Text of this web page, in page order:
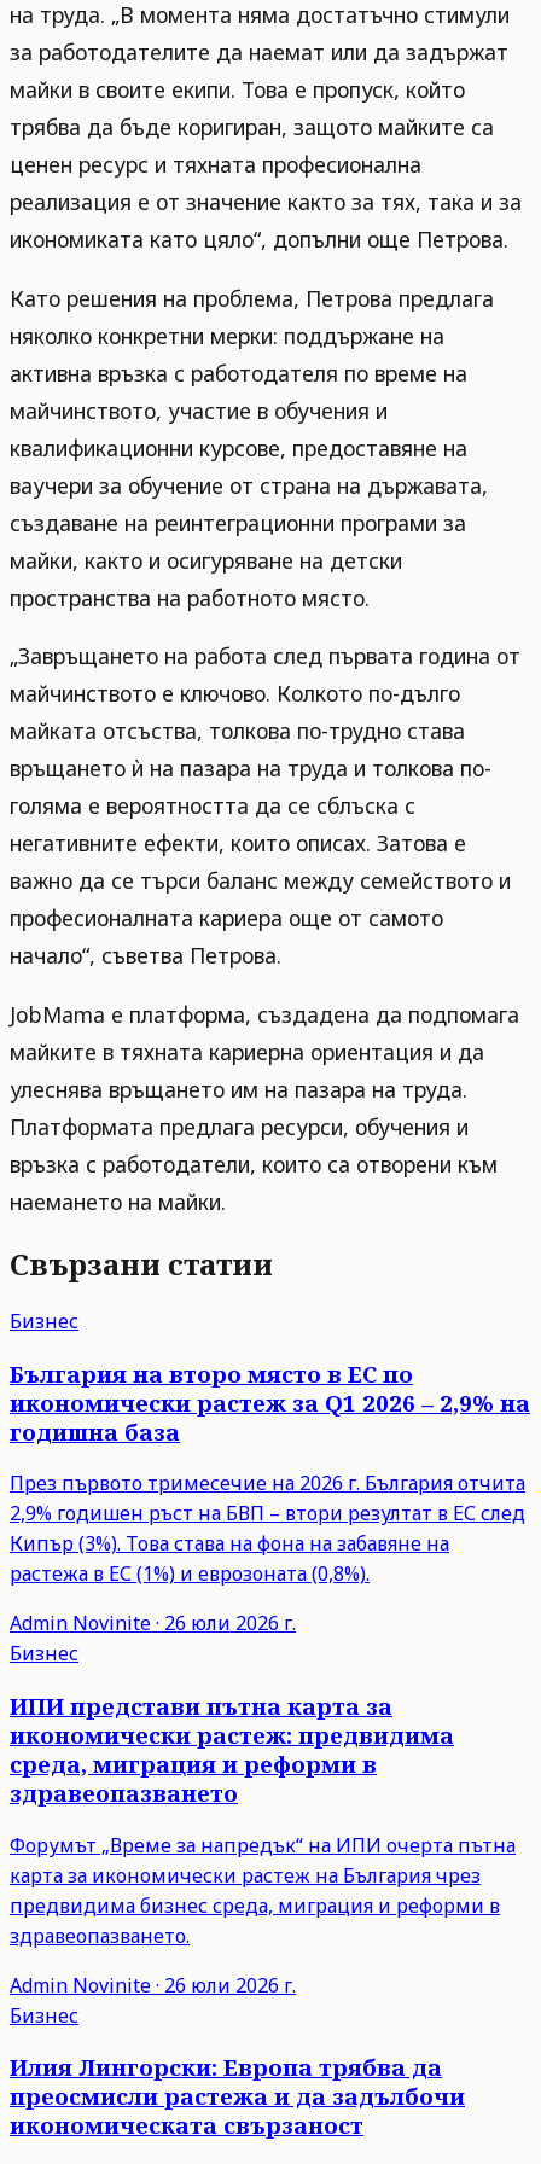
на труда. „В момента няма достатъчно стимули
за работодателите да наемат или да задържат
майки в своите екипи. Това е пропуск, който
трябва да бъде коригиран, защото майките са
ценен ресурс и тяхната професионална
реализация е от значение както за тях, така и за
икономиката като цяло“, допълни още Петрова.
Като решения на проблема, Петрова предлага
няколко конкретни мерки: поддържане на
активна връзка с работодателя по време на
майчинството, участие в обучения и
квалификационни курсове, предоставяне на
ваучери за обучение от страна на държавата,
създаване на реинтеграционни програми за
майки, както и осигуряване на детски
пространства на работното място.
„Завръщането на работа след първата година от
майчинството е ключово. Колкото по-дълго
майката отсъства, толкова по-трудно става
връщането ѝ на пазара на труда и толкова по-
голяма е вероятността да се сблъска с
негативните ефекти, които описах. Затова е
важно да се търси баланс между семейството и
професионалната кариера още от самото
начало“, съветва Петрова.
JobMama е платформа, създадена да подпомага
майките в тяхната кариерна ориентация и да
улеснява връщането им на пазара на труда.
Платформата предлага ресурси, обучения и
връзка с работодатели, които са отворени към
наемането на майки.
Свързани статии
Бизнес
България на второ място в ЕС по
икономически растеж за Q1 2026 – 2,9% на
годишна база
През първото тримесечие на 2026 г. България отчита
2,9% годишен ръст на БВП – втори резултат в ЕС след
Кипър (3%). Това става на фона на забавяне на
растежа в ЕС (1%) и еврозоната (0,8%).
Admin Novinite· 26 юли 2026 г.
Бизнес
ИПИ представи пътна карта за
икономически растеж: предвидима
среда, миграция и реформи в
здравеопазването
Форумът „Време за напредък“ на ИПИ очерта пътна
карта за икономически растеж на България чрез
предвидима бизнес среда, миграция и реформи в
здравеопазването.
Admin Novinite· 26 юли 2026 г.
Бизнес
Илия Лингорски: Европа трябва да
преосмисли растежа и да задълбочи
икономическата свързаност